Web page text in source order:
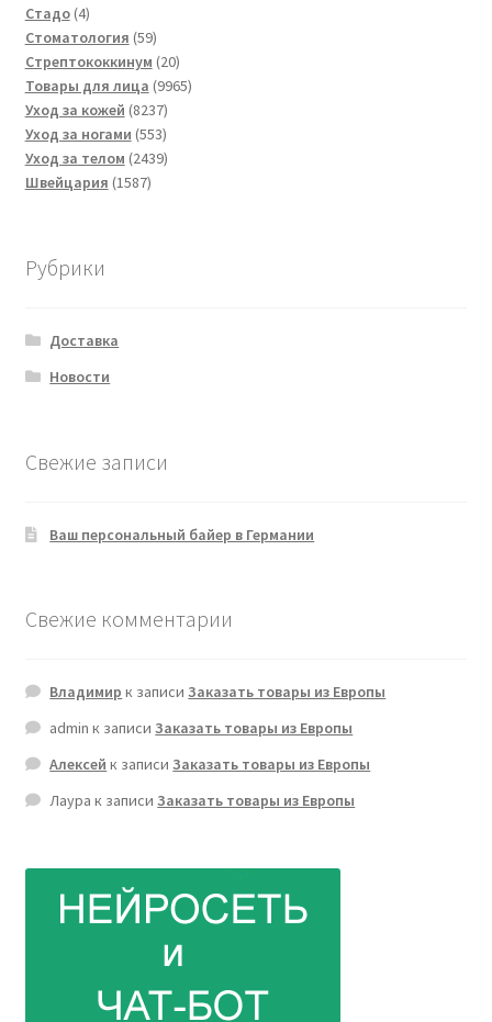
Стадо 44
товара
Стоматология 5959
товаров
Стрептококкинум 2020
товаров
Товары для лица 99659965
Уход за кожей 82378237
товаров
Уход за ногами 553553
товара
Уход за телом 24392439
Швейцария 15871587
Рубрики
Доставка
Новости
Свежие записи
Ваш персональный байер в Германии
Свежие комментарии
Владимир к записиЗаказать товары из Европы
admin к записиЗаказать товары из Европы
Алексей к записиЗаказать товары из Европы
Лаура к записиЗаказать товары из Европы